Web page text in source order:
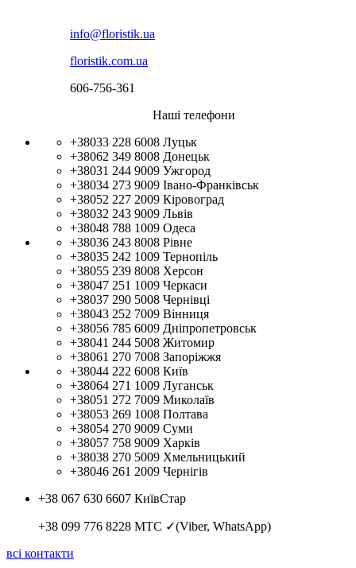
info@floristik.ua
floristik.com.ua
606-756-361
Наші телефони
+38033 228 6008 Луцьк
+38062 349 8008 Донецьк
+38031 244 9009 Ужгород
+38034 273 9009 Івано-Франківськ
+38052 227 2009 Кіровоград
+38032 243 9009 Львів
+38048 788 1009 Одеса
+38036 243 8008 Рівне
+38035 242 1009 Тернопіль
+38055 239 8008 Херсон
+38047 251 1009 Черкаси
+38037 290 5008 Чернівці
+38043 252 7009 Вінниця
+38056 785 6009 Дніпропетровськ
+38041 244 5008 Житомир
+38061 270 7008 Запоріжжя
+38044 222 6008 Київ
+38064 271 1009 Луганськ
+38051 272 7009 Миколаїв
+38053 269 1008 Полтава
+38054 270 9009 Суми
+38057 758 9009 Харків
+38038 270 5009 Хмельницький
+38046 261 2009 Чернігів
+38 067 630 6607 КиївСтар
+38 099 776 8228 МТС ✓(Viber, WhatsApp)
всі контакти